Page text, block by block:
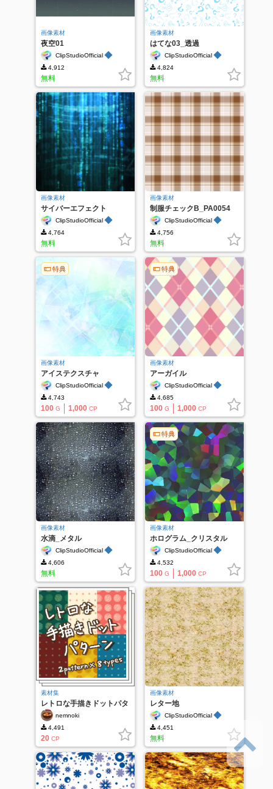
画像素材
夜空01
ClipStudioOfficial ◆
4,912
無料
画像素材
はてな03_透過
ClipStudioOfficial ◆
4,824
無料
画像素材
サイバーエフェクト
01_PA0155
ClipStudioOfficial ◆
4,764
無料
画像素材
制服チェックB_PA0054
ClipStudioOfficial ◆
4,756
無料
特典
画像素材
アイステクスチャ
02_PA0079
ClipStudioOfficial ◆
4,743
100 G 1,000 CP
特典
画像素材
アーガイル
ClipStudioOfficial ◆
4,685
100 G 1,000 CP
画像素材
水滴_メタル
ClipStudioOfficial ◆
4,606
無料
特典
画像素材
ホログラム_クリスタル
_PA0105ClipStudioOfficial ◆
4,532
100 G 1,000 CP
素材集
レトロな手描きドットパタ
ーン nemnoki
4,491
20 CP
画像素材
レター地
ClipStudioOfficial ◆
4,451
無料